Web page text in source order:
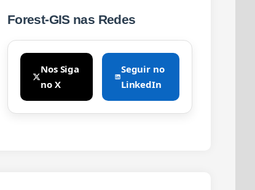
Forest-GIS nas Redes
Nos Siga
no X
Seguir no
LinkedIn